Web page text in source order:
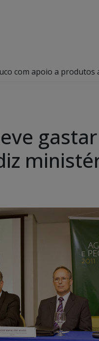
com apoio a produtos